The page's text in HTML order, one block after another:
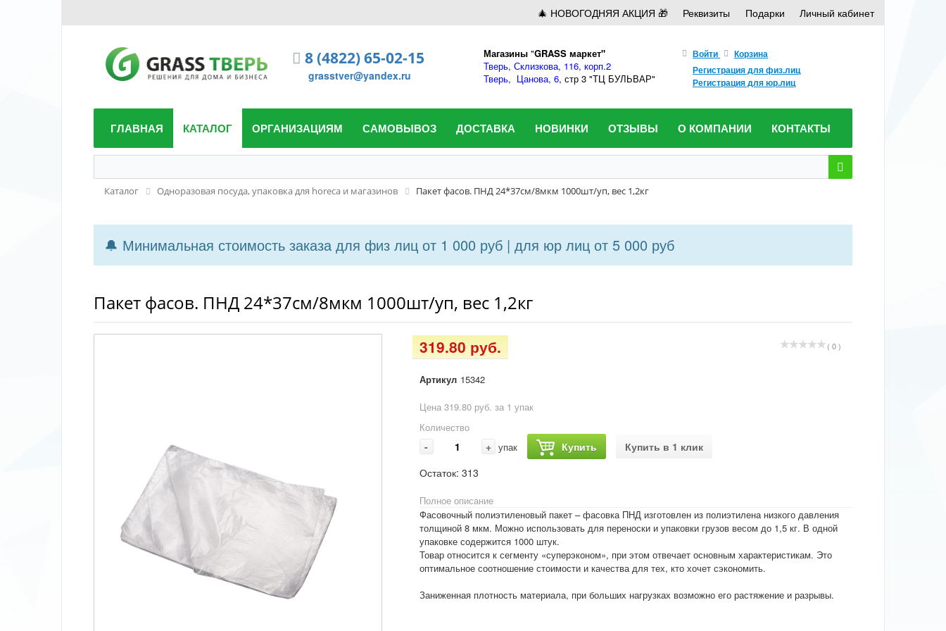
🎄 НОВОГОДНЯЯ АКЦИЯ 🎁 Реквизиты Подарки Личный кабинет
8 (4822) 65-02-15
grasstver@yandex.ru
Магазины "GRASS маркет"
Тверь, Склизкова, 116, корп.2
Тверь, Цанова, 6, стр 3 "ТЦ БУЛЬВАР"
Войти
Корзина
Регистрация для физ.лиц
Регистрация для юр.лиц
ГЛАВНАЯ КАТАЛОГ ОРГАНИЗАЦИЯМ САМОВЫВОЗ ДОСТАВКА НОВИНКИ ОТЗЫВЫ О КОМПАНИИ КОНТАКТЫ
Каталог Одноразовая посуда, упаковка для horeca и магазинов Пакет фасов. ПНД 24*37см/8мкм 1000шт/уп, вес 1,2кг
🔔 Минимальная стоимость заказа для физ лиц от 1 000 руб | для юр лиц от 5 000 руб
Пакет фасов. ПНД 24*37см/8мкм 1000шт/уп, вес 1,2кг
( 0 )
319.80 руб.
Артикул 15342
Цена 319.80 руб. за 1 упак
Количество
- + упак Купить
Купить в 1 клик
Остаток: 313
Полное описание
Фасовочный полиэтиленовый пакет – фасовка ПНД изготовлен из полиэтилена низкого давления
толщиной 8 мкм. Можно использовать для переноски и упаковки грузов весом до 1,5 кг. В одной
упаковке содержится 1000 штук.
Товар относится к сегменту «суперэконом», при этом отвечает основным характеристикам. Это
оптимальное соотношение стоимости и качества для тех, кто хочет сэкономить.
Заниженная плотность материала, при больших нагрузках возможно его растяжение и разрывы.